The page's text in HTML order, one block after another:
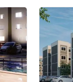
Parcerias
Anunciar
Entrar no